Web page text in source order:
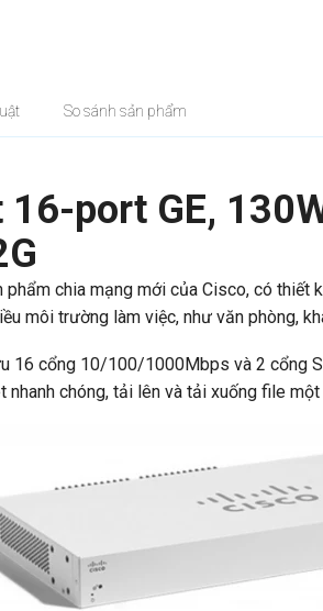
So sánh sản phẩm
port GE,
phẩm chia mạng mới của Cisco, có thiết
môi trường làm việc, như văn phòng,
16 cổng 10/100/1000Mbps và 2 cổng
chóng, tải lên và tải xuống file một